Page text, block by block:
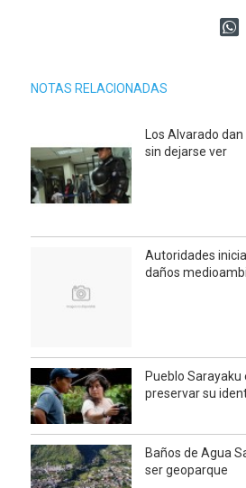
NOTAS RELACIONADAS
Los Alvarado dan
sin dejarse ver
Autoridades
daños
Pueblo Sarayaku
preservar su
Baños de Agua
ser geoparque